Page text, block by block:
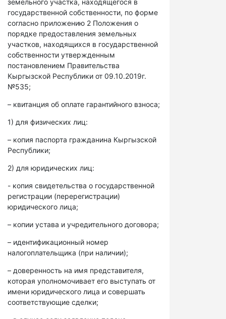
земельного участка, находящегося в
государственной собственности, по форме
согласно приложению 2 Положения о
порядке предоставления земельных
участков, находящихся в государственной
собственности утвержденным
постановлением Правительства
Кыргызской Республики от 09.10.2019г.
№535;
– квитанция об оплате гарантийного взноса;
1) для физических лиц:
– копия паспорта гражданина Кыргызской
Республики;
2) для юридических лиц:
- копия свидетельства о государственной
регистрации (перерегистрации)
юридического лица;
– копии устава и учредительного договора;
– идентификационный номер
налогоплательщика (при наличии);
– доверенность на имя представителя,
которая уполномочивает его выступать от
имени юридического лица и совершать
соответствующие сделки;